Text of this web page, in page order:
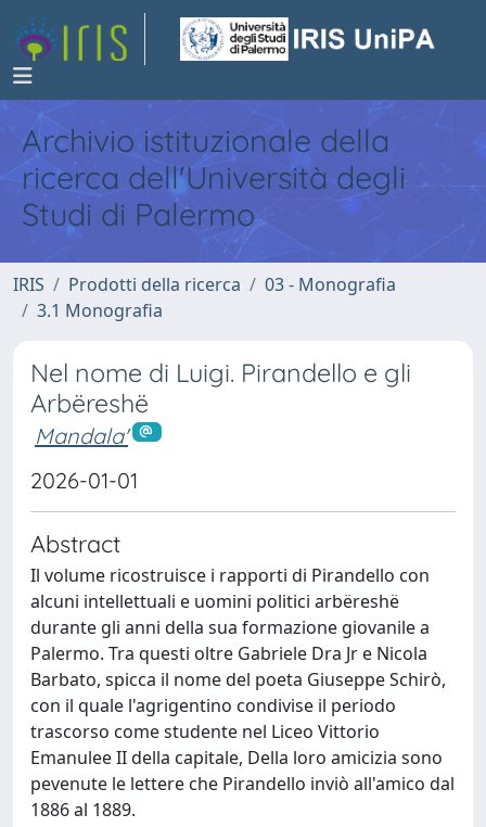
Archivio istituzionale della
ricerca dell'Università degli
Studi di Palermo
IRIS Prodotti della ricerca
03 - Monografia
3.1 Monografia
Nel nome di Luigi. Pirandello e gli
Arbëreshë
Mandala'
2026-01-01
Abstract
Il volume ricostruisce i rapporti di Pirandello con
alcuni intellettuali e uomini politici arbëreshë
durante gli anni della sua formazione giovanile a
Palermo. Tra questi oltre Gabriele Dra Jr e Nicola
Barbato, spicca il nome del poeta Giuseppe Schirò,
con il quale l'agrigentino condivise il periodo
trascorso come studente nel Liceo Vittorio
Emanulee II della capitale, Della loro amicizia sono
pevenute le lettere che Pirandello inviò all'amico dal
1886 al 1889.